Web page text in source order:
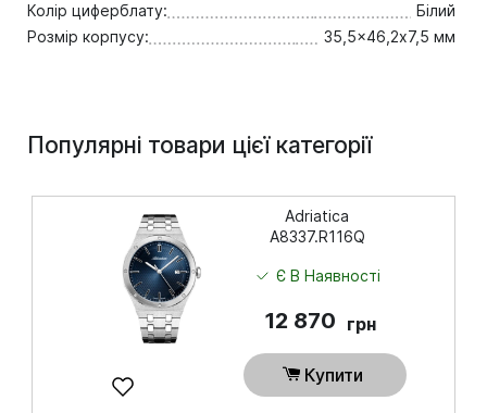
Колір циферблату:
Білий
Розмір корпусу:
35,5x46,2х7,5 мм
Популярні товари цієї категорії
Adriatica
A8337.R116Q
Є В Наявності
12 870 грн
Купити